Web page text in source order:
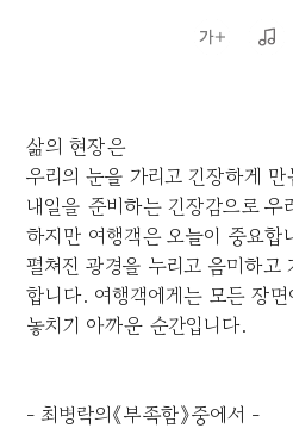
삶의 현장은
우리의 눈을 가리고 긴장하게
내일을 준비하는 긴장감으로 우
하지만 여행객은 오늘이 중요합
펼쳐진 광경을 누리고 음미하고
합니다. 여행객에게는 모든 장
놓치기 아까운 순간입니다.
- 최병락의《부족함》중에서 -